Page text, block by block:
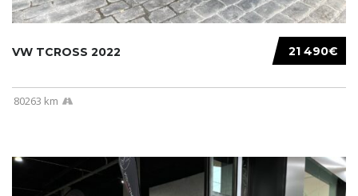
21 490€
VW TCROSS 2022
80263 km